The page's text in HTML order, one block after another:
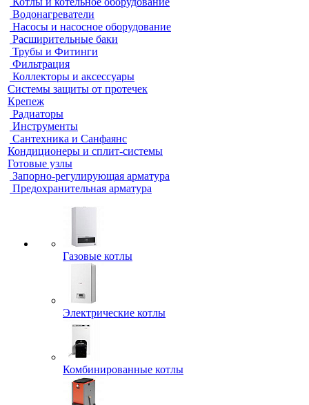
Водонагреватели
Насосы и насосное оборудование
Расширительные баки
Трубы и Фитинги
Фильтрация
Коллекторы и аксессуары
Системы защиты от протечек
Крепеж
Радиаторы
Инструменты
Сантехника и Санфаянс
Кондиционеры и сплит-системы
Готовые узлы
Запорно-регулирующая арматура
Предохранительная арматура
Газовые котлы
Электрические котлы
Комбинированные котлы